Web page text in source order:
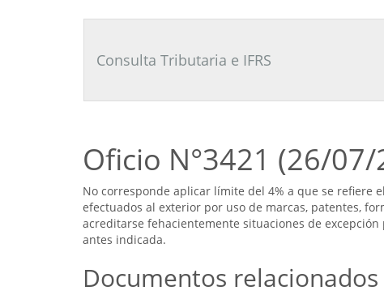
Tributario
Consulta Tributaria e IFRS
Oficio N°3421 (26/
No corresponde aplicar límite del 4% a que se refiere
efectuados al exterior por uso de marcas, patentes,
acreditarse fehacientemente situaciones de
antes indicada.
Documentos relacionados